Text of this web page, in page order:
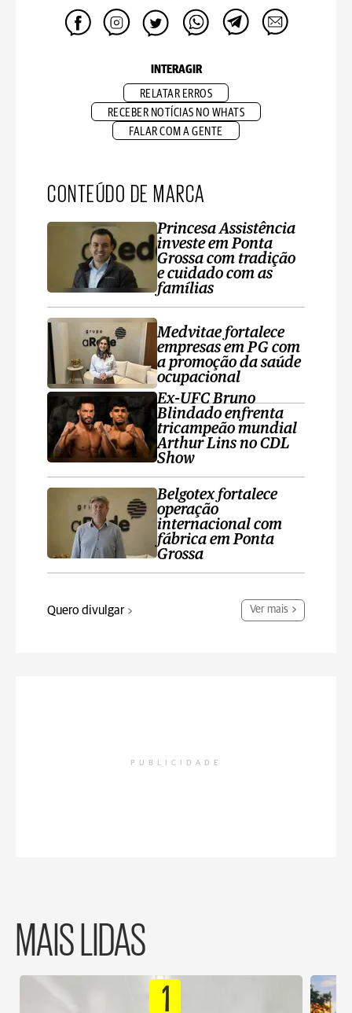
INTERAGIR
RELATAR ERROS
RECEBER NOTÍCIAS NO WHATS
FALAR COM A GENTE
CONTEÚDO DE MARCA
Princesa Assistência
investe em Ponta
Grossa com tradição
e cuidado com as
famílias
Medvitae fortalece
empresas em PG com
a promoção da saúde
ocupacional
Ex-UFC Bruno
Blindado enfrenta
tricampeão mundial
Arthur Lins no CDL
Show
Belgotex fortalece
operação
internacional com
fábrica em Ponta
Grossa
Quero divulgar Ver mais
PUBLICIDADE
MAIS LIDAS
1